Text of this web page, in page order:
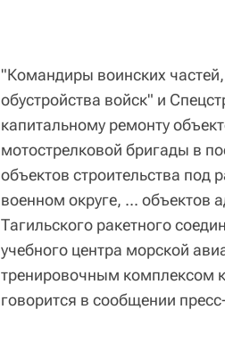
"Командиры воинских
обустройства войск" и
капитальному ремонту
мотострелковой бригады в
объектов строительства
военном округе, ... объектов
Тагильского ракетного
учебного центра морской
тренировочным комплексом
говорится в сообщении